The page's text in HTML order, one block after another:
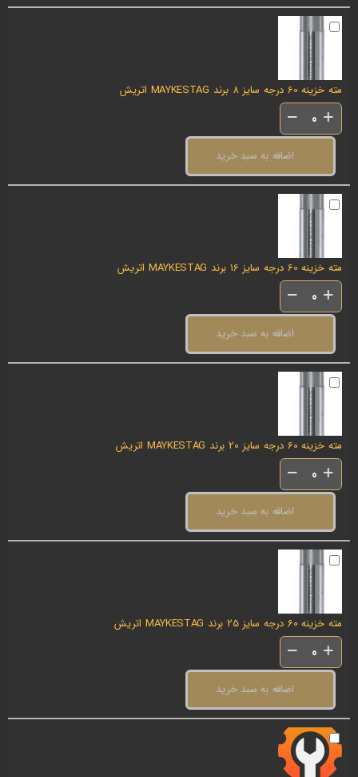
مته خزینه 60 درجه سایز 8 برند MAYKESTAG اتریش
اضافه به سبد خرید
مته خزینه 60 درجه سایز 16 برند MAYKESTAG اتریش
اضافه به سبد خرید
مته خزینه 60 درجه سایز 20 برند MAYKESTAG اتریش
اضافه به سبد خرید
مته خزینه 60 درجه سایز 25 برند MAYKESTAG اتریش
اضافه به سبد خرید